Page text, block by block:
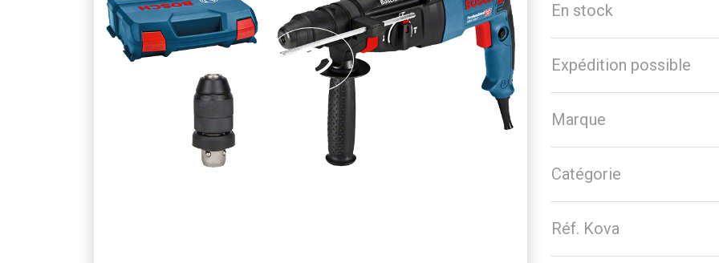
En stock
Expédition possible
Marque
Catégorie
Réf. Kova